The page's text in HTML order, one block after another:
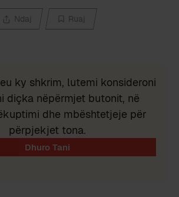
Ndaj Ruaj
ky shkrim, lutemi konsideroni
diçka nëpërmjet butonit, në
dhe mbështetjeje për
përpjekjet tona.